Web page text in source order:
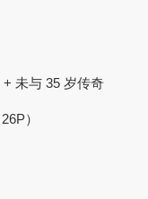
未与 35 岁传奇
）